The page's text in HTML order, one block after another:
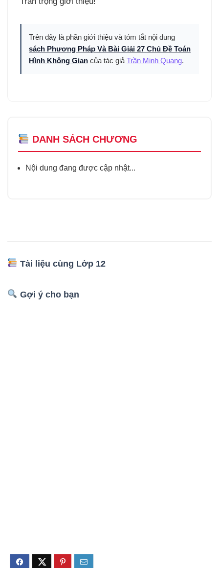
Trên đây là phần giới thiệu và tóm tắt nội dung
sách Phương Pháp Và Bài Giải 27 Chủ Đề Toán
Hình Không Gian của tác giả Trần Minh Quang.
DANH SÁCH CHƯƠNG
Nội dung đang được cập nhật...
Tài liệu cùng Lớp 12
Gợi ý cho bạn